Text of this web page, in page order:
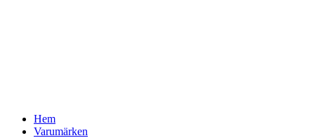
Hem
Varumärken